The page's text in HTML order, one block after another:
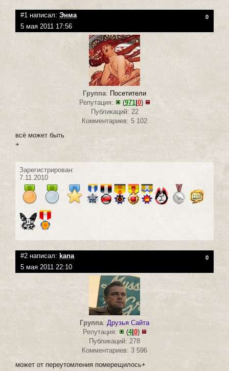
#1 написал: Энма 0
5 мая 2011 17:56
Группа: Посетители
Репутация:
(971| 0)
Публикаций: 22
Комментариев: 5 102
всё может быть
+
Зарегистрирован:
7.11.2010
#2 написал: kana 0
5 мая 2011 22:10
Группа: Друзья Сайта
Репутация:
(4| 0)
Публикаций: 278
Комментариев: 3 596
может от переутомления померещилось+